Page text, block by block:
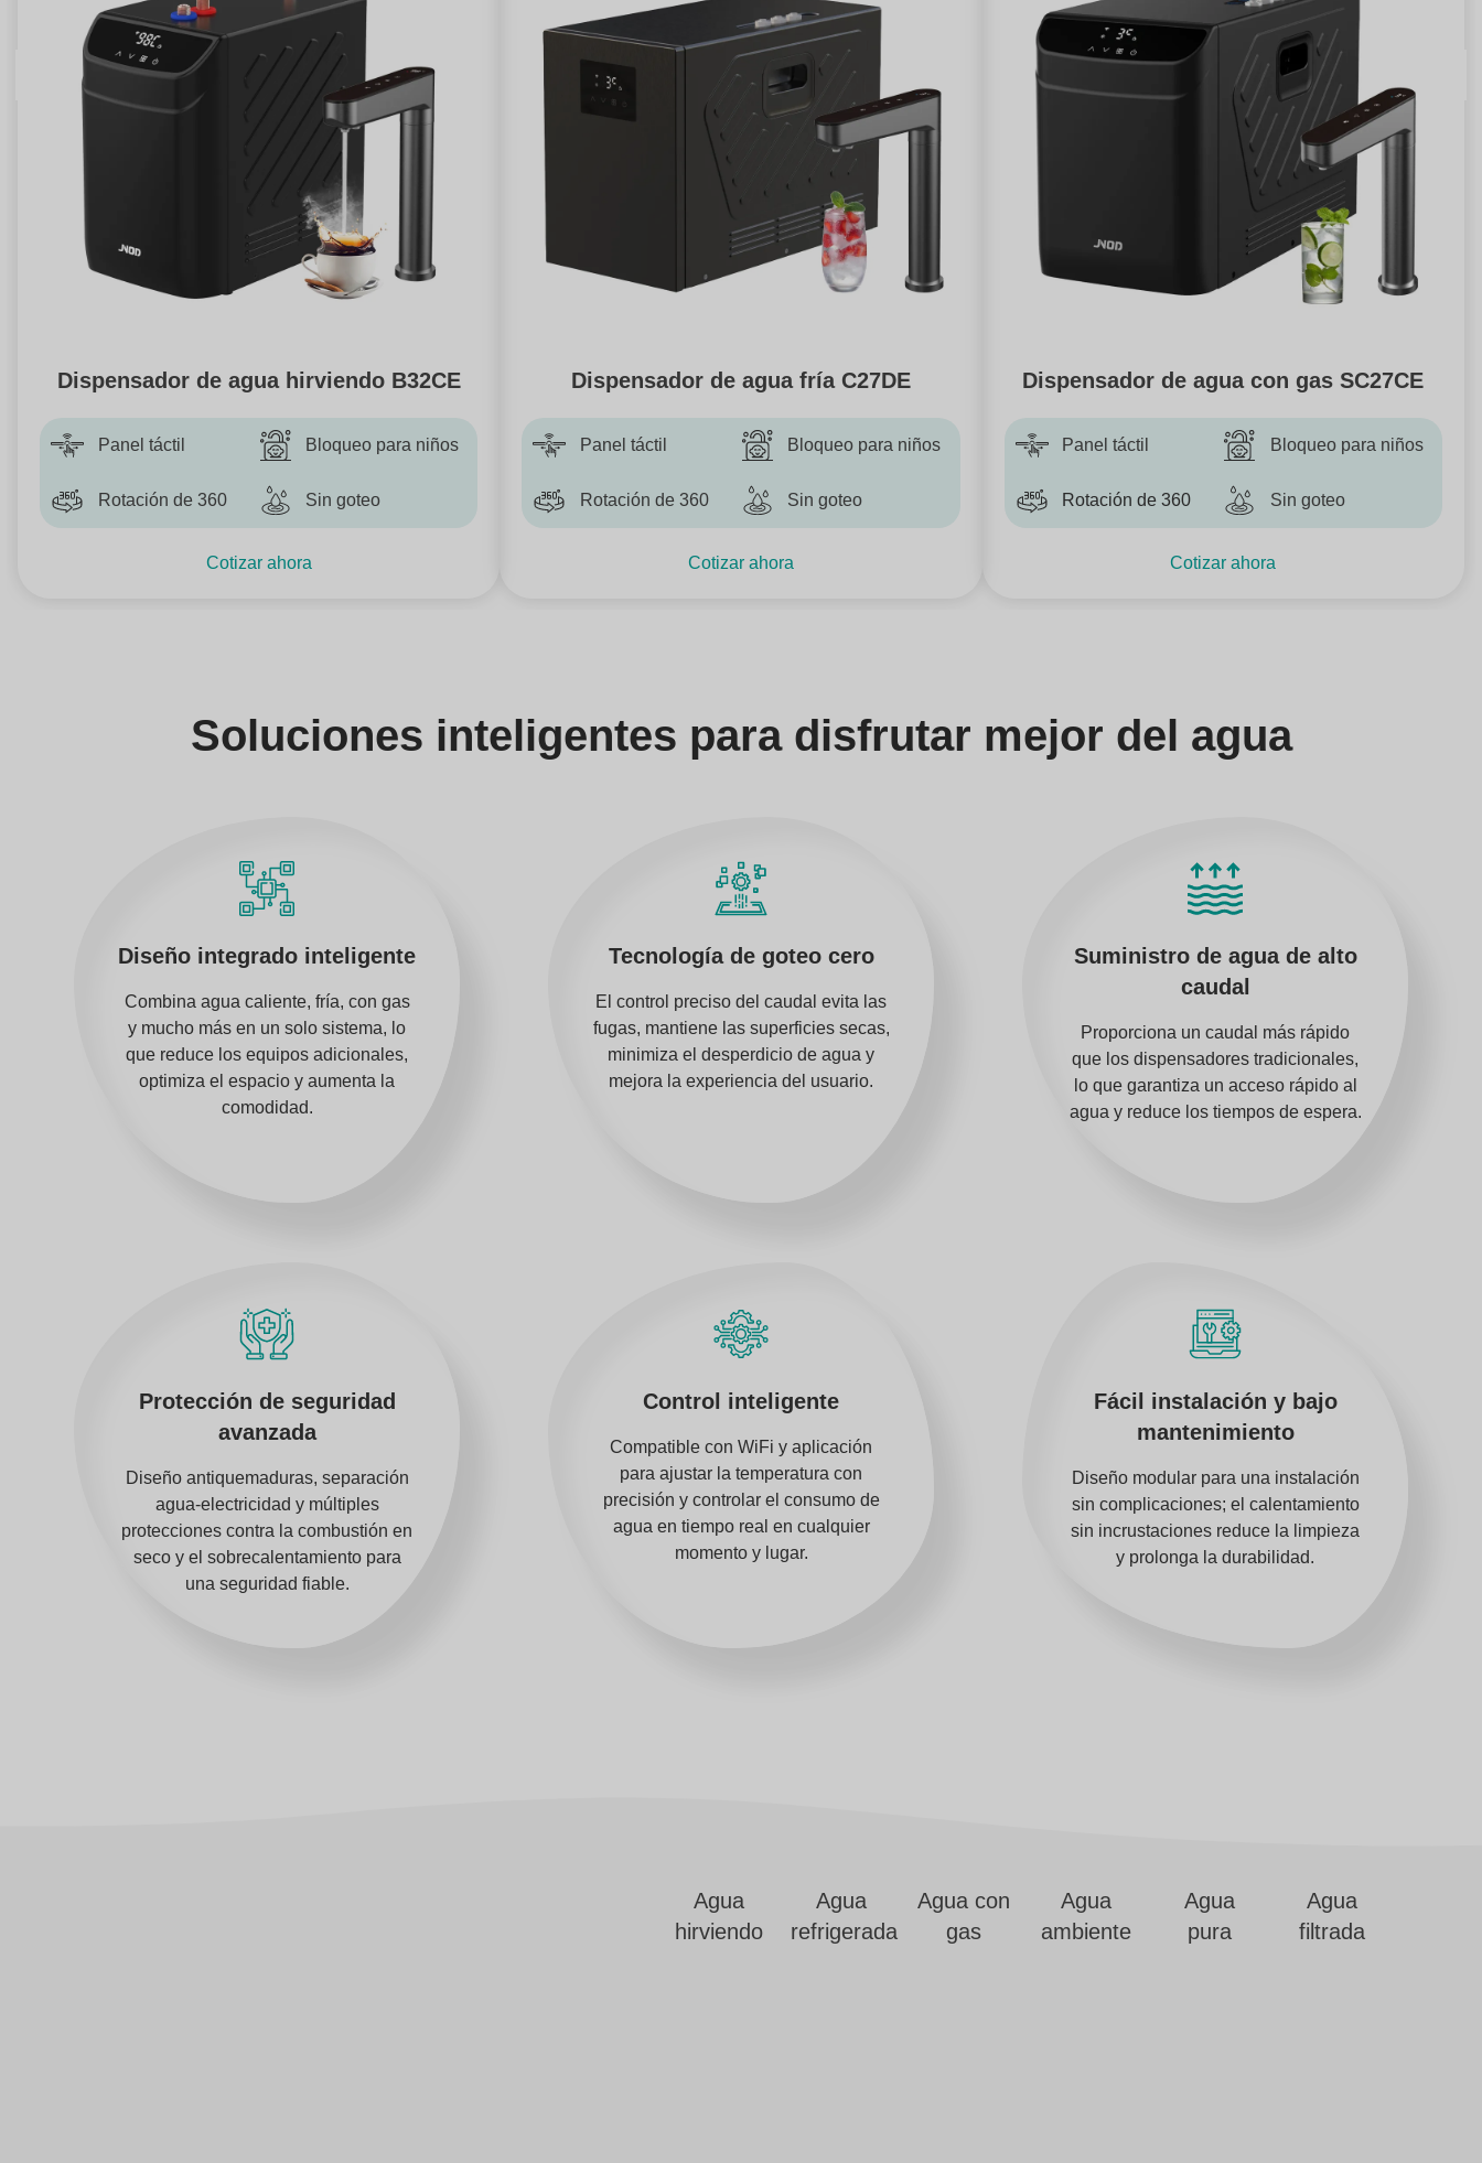
Dispensador de agua hirviendo B32CE
Panel táctil Bloqueo para niños
Rotación de 360 Sin goteo
Cotizar ahora
Dispensador de agua fría C27DE
Panel táctil Bloqueo para niños
Rotación de 360 Sin goteo
Cotizar ahora
Dispensador de agua con gas SC27CE
Panel táctil Bloqueo para niños
Rotación de 360 Sin goteo
Cotizar ahora
Soluciones inteligentes para disfrutar mejor del agua
Diseño integrado inteligente
Combina agua caliente, fría, con gas
y mucho más en un solo sistema, lo
que reduce los equipos adicionales,
optimiza el espacio y aumenta la
comodidad.
Tecnología de goteo cero
El control preciso del caudal evita las
fugas, mantiene las superficies secas,
minimiza el desperdicio de agua y
mejora la experiencia del usuario.
Suministro de agua de alto
caudal
Proporciona un caudal más rápido
que los dispensadores tradicionales,
lo que garantiza un acceso rápido al
agua y reduce los tiempos de espera.
Protección de seguridad
avanzada
Diseño antiquemaduras, separación
agua-electricidad y múltiples
protecciones contra la combustión en
seco y el sobrecalentamiento para
una seguridad fiable.
Control inteligente
Compatible con WiFi y aplicación
para ajustar la temperatura con
precisión y controlar el consumo de
agua en tiempo real en cualquier
momento y lugar.
Fácil instalación y bajo
mantenimiento
Diseño modular para una instalación
sin complicaciones; el calentamiento
sin incrustaciones reduce la limpieza
y prolonga la durabilidad.
Agua
hirviendo
Agua
refrigerada
Agua con
gas
Agua
ambiente
Agua
pura
Agua
filtrada